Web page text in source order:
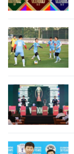
ENGLISH
中文
FRANÇAIS
ESPAÑOL
한국어